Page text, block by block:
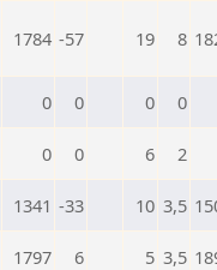
1784 -57 19 8
0 0 0 0
0 0 6 2
1341 -33 10 3,5
1797 6 5 3,5